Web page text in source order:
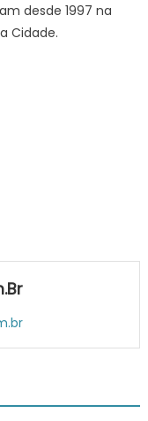
desde 1997 na
Cidade.